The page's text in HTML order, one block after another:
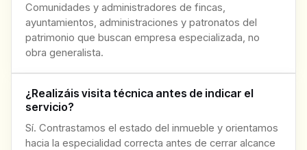
Comunidades y administradores de fincas,
ayuntamientos, administraciones y patronatos del
patrimonio que buscan empresa especializada, no
obra generalista.
¿Realizáis visita técnica antes de indicar el
servicio?
Sí. Contrastamos el estado del inmueble y orientamos
hacia la especialidad correcta antes de cerrar alcance